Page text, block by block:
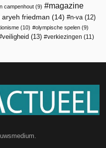
campenhout (9)
magazine
aryeh friedman (14) n-va(12)
(10) olympische spelen (9)
veiligheid (13) verkiezingen (11)